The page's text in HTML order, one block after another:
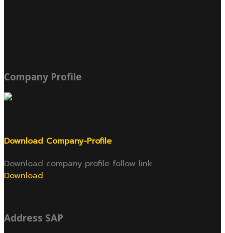
Company Profile
Download Company-Profile
Download company profile follow link
Download
Address SAP